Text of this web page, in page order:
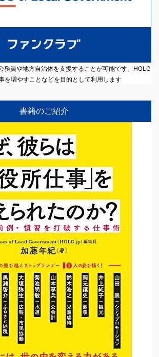
務員や地方自治体を支援することが可能です。HOLG
を増やすことなどを目的として利用します
書籍のご紹介